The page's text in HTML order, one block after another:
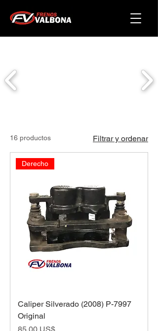
16 productos Filtrar y ordenar
Derecho
Caliper Silverado (2008) P-7997
Original
Precio